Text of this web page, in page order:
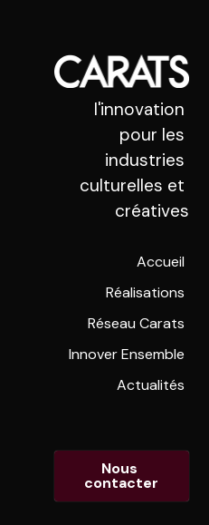
pour les
industries
culturelles et
créatives
Accueil
Réalisations
Réseau Carats
Innover Ensemble
Actualités
Nous
contacter